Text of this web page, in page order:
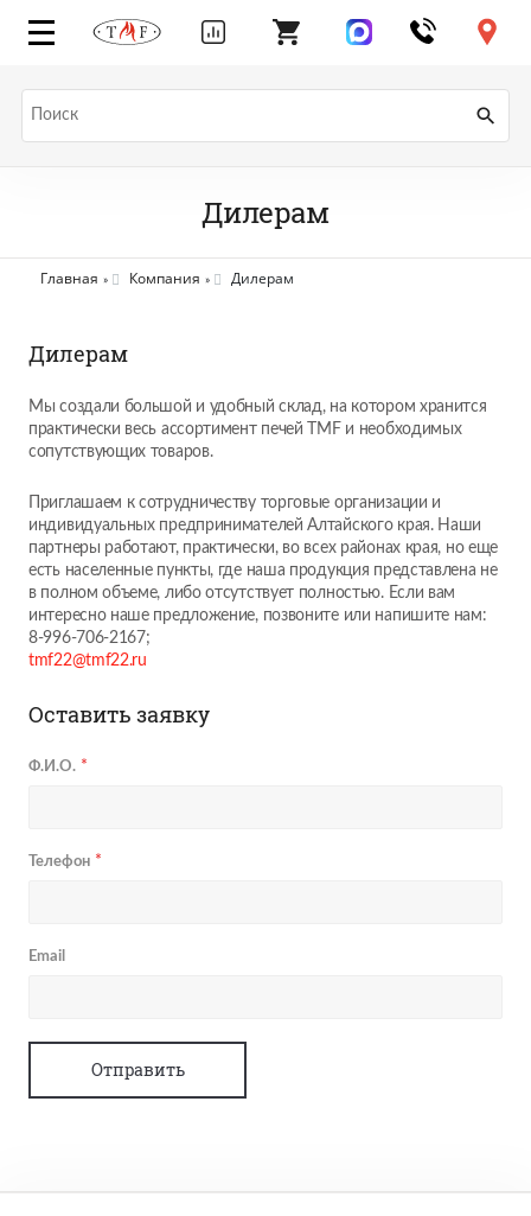
Дилерам
Главная Компания Дилерам
Дилерам
Мы создали большой и удобный склад, на котором хранится
практически весь ассортимент печей TMF и необходимых
сопутствующих товаров.
Приглашаем к сотрудничеству торговые организации и
индивидуальных предпринимателей Алтайского края. Наши
партнеры работают, практически, во всех районах края, но еще
есть населенные пункты, где наша продукция представлена не
в полном объеме, либо отсутствует полностью. Если вам
интересно наше предложение, позвоните или напишите нам:
8-996-706-2167;
tmf22@tmf22.ru
Оставить заявку
Ф.И.О.
Телефон
Email
Отправить